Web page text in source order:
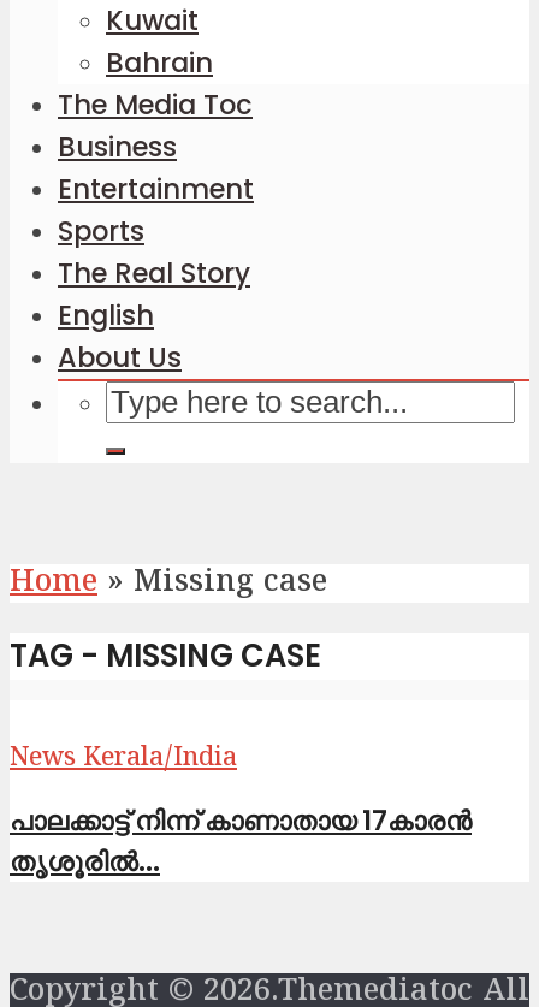
Kuwait
Bahrain
The Media Toc
Business
Entertainment
Sports
The Real Story
English
About Us
Home » Missing case
TAG - MISSING CASE
News Kerala/India
പാലക്കാട്ട് നിന്ന് കാണാതായ 17കാരൻ
തൃശൂരിൽ...
Copyright © 2026.Themediatoc All